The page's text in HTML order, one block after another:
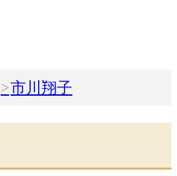
市川翔子